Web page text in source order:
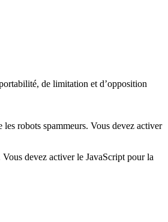
de limitation et d’opposition
les robots spammeurs. Vous devez activer
Vous devez activer le JavaScript pour la